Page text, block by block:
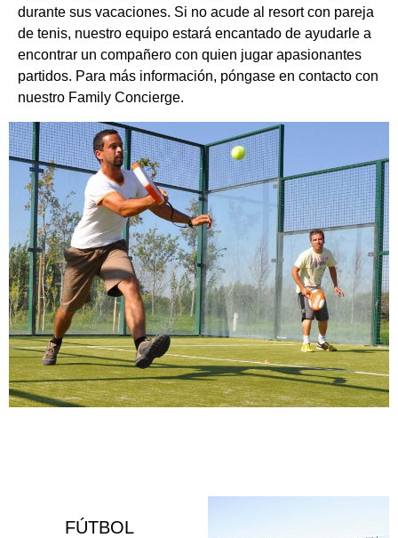
durante sus vacaciones. Si no acude al resort con pareja
de tenis, nuestro equipo estará encantado de ayudarle a
encontrar un compañero con quien jugar apasionantes
partidos. Para más información, póngase en contacto con
nuestro Family Concierge.
FÚTBOL